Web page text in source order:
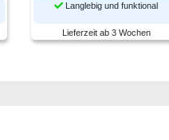
Langlebig und funktional
Lieferzeit ab 3 Wochen